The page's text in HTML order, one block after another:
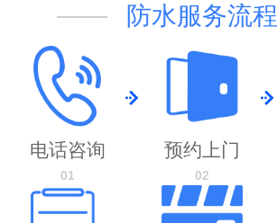
防水服务流程
电话咨询
01
预约上门
02